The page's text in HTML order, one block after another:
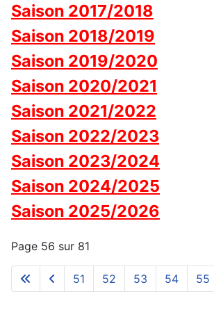
Saison 2017/2018
Saison 2018/2019
Saison 2019/2020
Saison 2020/2021
Saison 2021/2022
Saison 2022/2023
Saison 2023/2024
Saison 2024/2025
Saison 2025/2026
Page 56 sur 81
51 52 53 54 55